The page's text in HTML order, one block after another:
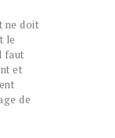
ne doit
le
faut
et
de